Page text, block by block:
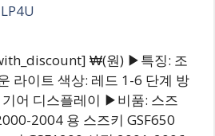
₩(원) ▶특징: 조
라이트 색상: 레드 1-6 단계 방
어 디스플레이 ▶비품: 스즈
2004 용 스즈키 GSF650